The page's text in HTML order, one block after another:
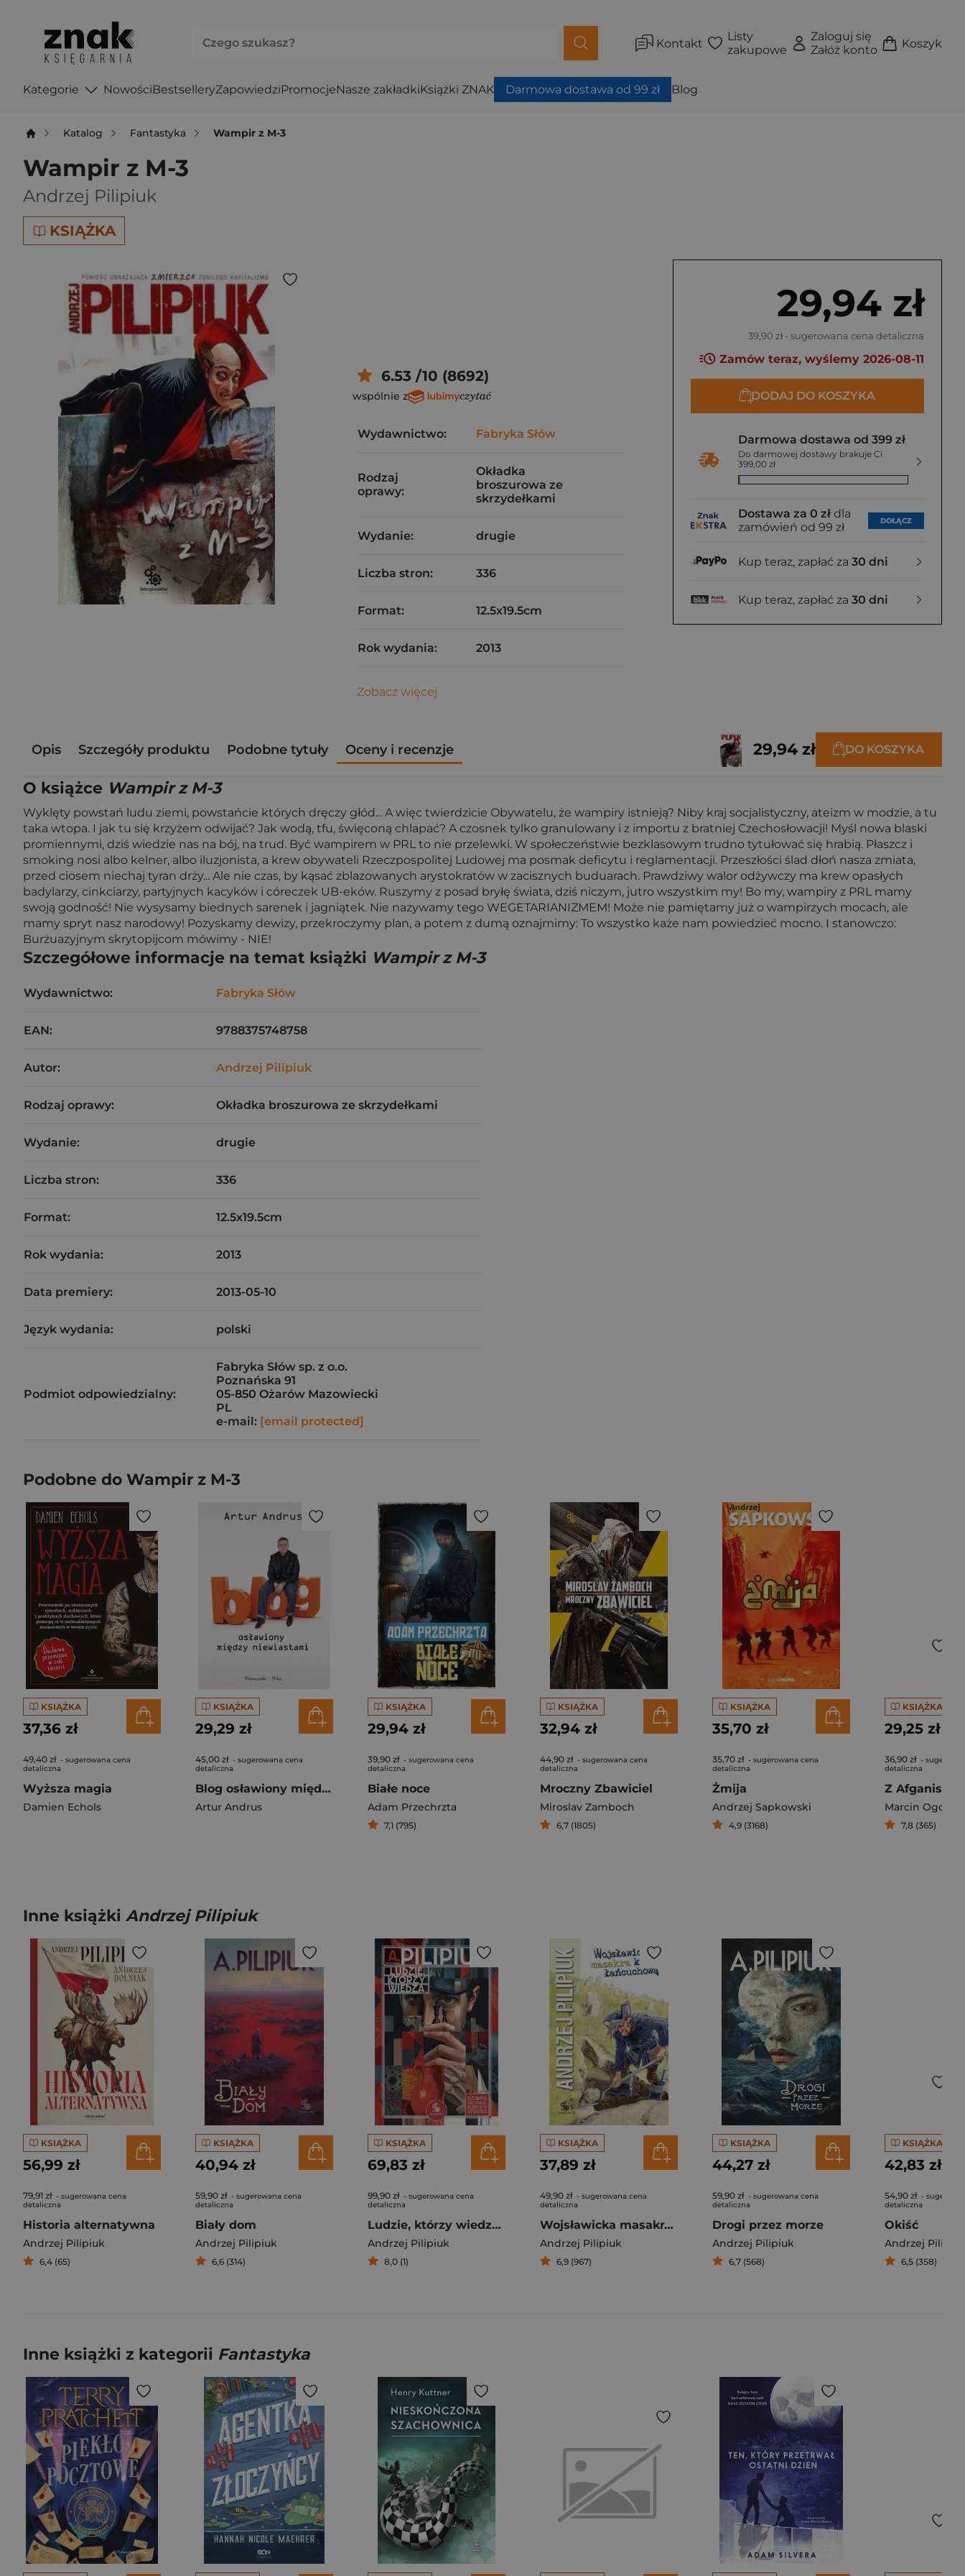
Kontakt
Listy
zakupowe
Zaloguj się
Załóż konto
Koszyk
Kategorie NowościBestselleryZapowiedziPromocjeNasze zakładkiKsiążki ZNAK Darmowa dostawa od 99 zł Blog
Katalog Fantastyka Wampir z M-3
Wampir z M-3
Andrzej Pilipiuk
KSIĄŻKA
29,94 zł
39,90 zł - sugerowana cena detaliczna
Zamów teraz, wyślemy 2026-08-11
DODAJ DO KOSZYKA
Darmowa dostawa od 399 zł
Do darmowej dostawy brakuje Ci
399,00 zł
Dostawa za 0 zł dla
zamówień od 99 zł
DOŁĄCZ
Kup teraz, zapłać za 30 dni
Kup teraz, zapłać za 30 dni
6.53 /10 (8692)
wspólnie z
Wydawnictwo: Fabryka Słów
Rodzaj
oprawy:
Okładka
broszurowa ze
skrzydełkami
Wydanie: drugie
Liczba stron: 336
Format: 12.5x19.5cm
Rok wydania: 2013
Zobacz więcej
Opis Szczegóły produktu Podobne tytuły Oceny i recenzje 29,94 zł DO KOSZYKA
O książce Wampir z M-3
Wyklęty powstań ludu ziemi, powstańcie których dręczy głód... A więc twierdzicie Obywatelu, że wampiry istnieją? Niby kraj socjalistyczny, ateizm w modzie, a tu
taka wtopa. I jak tu się krzyżem odwijać? Jak wodą, tfu, święconą chlapać? A czosnek tylko granulowany i z importu z bratniej Czechosłowacji! Myśl nowa blaski
promiennymi, dziś wiedzie nas na bój, na trud. Być wampirem w PRL to nie przelewki. W społeczeństwie bezklasowym trudno tytułować się hrabią. Płaszcz i
smoking nosi albo kelner, albo iluzjonista, a krew obywateli Rzeczpospolitej Ludowej ma posmak deficytu i reglamentacji. Przeszłości ślad dłoń nasza zmiata,
przed ciosem niechaj tyran drży... Ale nie czas, by kąsać zblazowanych arystokratów w zacisznych buduarach. Prawdziwy walor odżywczy ma krew opasłych
badylarzy, cinkciarzy, partyjnych kacyków i córeczek UB-eków. Ruszymy z posad bryłę świata, dziś niczym, jutro wszystkim my! Bo my, wampiry z PRL mamy
swoją godność! Nie wysysamy biednych sarenek i jagniątek. Nie nazywamy tego WEGETARIANIZMEM! Może nie pamiętamy już o wampirzych mocach, ale
mamy spryt nasz narodowy! Pozyskamy dewizy, przekroczymy plan, a potem z dumą oznajmimy: To wszystko każe nam powiedzieć mocno. I stanowczo:
Burżuazyjnym skrytopijcom mówimy - NIE!
Szczegółowe informacje na temat książki Wampir z M-3
Wydawnictwo: Fabryka Słów
EAN: 9788375748758
Autor: Andrzej Pilipiuk
Rodzaj oprawy: Okładka broszurowa ze skrzydełkami
Wydanie: drugie
Liczba stron: 336
Format: 12.5x19.5cm
Rok wydania: 2013
Data premiery: 2013-05-10
Język wydania: polski
Podmiot odpowiedzialny:
Fabryka Słów sp. z o.o.
Poznańska 91
05-850 Ożarów Mazowiecki
PL
e-mail: [email protected]
Podobne do Wampir z M-3
KSIĄŻKA
37,36 zł
49,40 zł - sugerowana cena
detaliczna
Wyższa magia
Damien Echols
KSIĄŻKA
29,29 zł
45,00 zł - sugerowana cena
detaliczna
Blog osławiony między niewiastami
Artur Andrus
KSIĄŻKA
29,94 zł
39,90 zł - sugerowana cena
detaliczna
Białe noce
Adam Przechrzta
7,1 (795)
KSIĄŻKA
32,94 zł
44,90 zł - sugerowana cena
detaliczna
Mroczny Zbawiciel
Miroslav Zamboch
6,7 (1805)
KSIĄŻKA
35,70 zł
35,70 zł - sugerowana cena
detaliczna
Żmija
Andrzej Sapkowski
4,9 (3168)
KSIĄŻKA
29,25 zł
36,90 zł -
detaliczna
Marcin
7,8 (365)
Inne książki Andrzej Pilipiuk
KSIĄŻKA
56,99 zł
79,91 zł - sugerowana cena
detaliczna
Historia alternatywna
Andrzej Pilipiuk
6,4 (65)
KSIĄŻKA
40,94 zł
59,90 zł - sugerowana cena
detaliczna
Biały dom
Andrzej Pilipiuk
6,6 (314)
KSIĄŻKA
69,83 zł
99,90 zł - sugerowana cena
detaliczna
Ludzie, którzy wiedzą (wyd. specjalne)
Andrzej Pilipiuk
8,0 (1)
KSIĄŻKA
37,89 zł
49,90 zł - sugerowana cena
detaliczna
Wojsławicka masakra kosą łańcuchową
Andrzej Pilipiuk
6,9 (967)
KSIĄŻKA
44,27 zł
59,90 zł - sugerowana cena
detaliczna
Drogi przez morze
Andrzej Pilipiuk
6,7 (568)
KSIĄŻKA
42,83 zł
54,90 zł -
detaliczna
Okiść
Andrzej
6,5 (358)
Inne książki z kategorii Fantastyka